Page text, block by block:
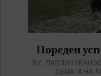
Пореден
2012-
BY: ПАВЛИН ИВАНОВ
ДЕЦАТА НА